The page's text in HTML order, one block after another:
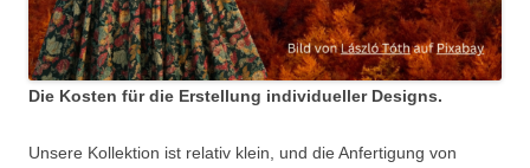
Die Kosten für die Erstellung individueller Designs.
Unsere Kollektion ist relativ klein, und die Anfertigung von